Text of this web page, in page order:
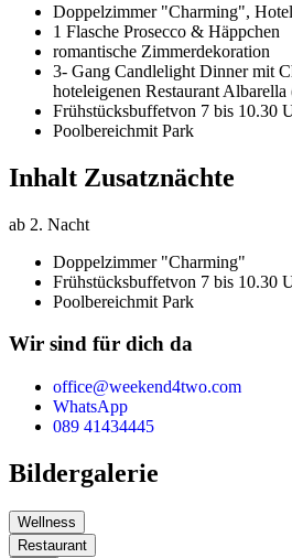
Doppelzimmer "Charming",
1 Flasche Prosecco & Häppchen
romantische Zimmerdekoration
3- Gang Candlelight Dinner mit
hoteleigenen Restaurant
Frühstücksbuffetvon 7 bis 10.30
Poolbereichmit Park
Inhalt Zusatznächte
ab 2. Nacht
Doppelzimmer "Charming"
Frühstücksbuffetvon 7 bis 10.30
Poolbereichmit Park
Wir sind für dich da
office@weekend4two.com
WhatsApp
089 41434445
Bildergalerie
Wellness
Restaurant